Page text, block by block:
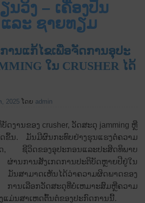
ານ​ແກ້​ໄຂ​ເພື່ອ​ຈັດ​ການ​ອຸ​ປະ​
ໃນ CRUSHER ໄດ້​
2025 ໂດຍ admin
ດງານຂອງ crusher, ວັດສະດຸ jamming ຫຼື
ຂຶ້ນ. ມັນມີຜົນກະທົບຢ່າງຮຸນແຮງຕໍ່ຄວາມ
ດ, ຊີວິດຂອງອຸປະກອນແລະປະສິດທິພາບ
ານການສັງເກດການປະຕິບັດຫຼາຍປີຢູ່ໃນ
ນສາມາດເຫັນໄດ້ວ່າຄວາມຜິດພາດຂອງ
ານເລືອກວັດສະດຸທີ່ບໍ່ເຫມາະສົມຫຼືຄວາມ
ແມ່ນສາເຫດຕົ້ນຕໍຂອງປະກົດການນີ້.